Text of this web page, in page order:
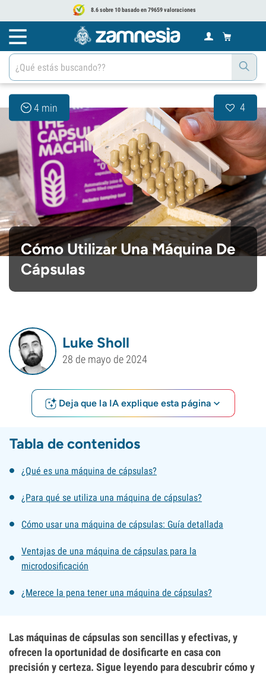
8.6 sobre 10 basado en 79659 valoraciones
4 min 4
Cómo Utilizar Una Máquina De
Cápsulas
Luke Sholl
28 de mayo de 2024
Deja que la IA explique esta página
Tabla de contenidos
¿Qué es una máquina de cápsulas?
¿Para qué se utiliza una máquina de cápsulas?
Cómo usar una máquina de cápsulas: Guía detallada
Ventajas de una máquina de cápsulas para la
microdosificación
¿Merece la pena tener una máquina de cápsulas?
Las máquinas de cápsulas son sencillas y efectivas, y
ofrecen la oportunidad de dosificarte en casa con
precisión y certeza. Sigue leyendo para descubrir cómo y